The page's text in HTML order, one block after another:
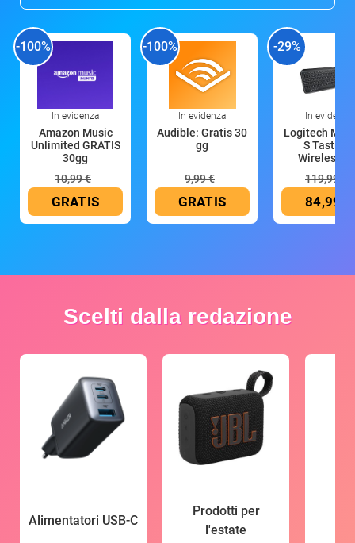
-100%
In evidenza
Amazon Music
Unlimited GRATIS
30gg
10,99 €
GRATIS
-100%
In evidenza
Audible: Gratis 30
gg
9,99 €
GRATIS
-29%
In evidenza
Logitech MX
S Tastiera
Wireless
119,99 €
84,99 €
Scelti dalla redazione
Alimentatori USB-C
Prodotti per
l'estate